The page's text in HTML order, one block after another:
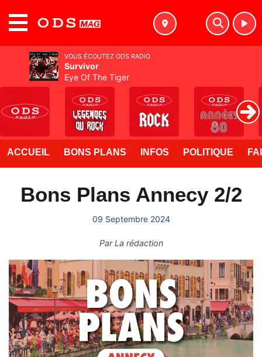
ACCUEIL BONS PLANS INFOS POLITIQUE
Bons Plans Annecy 2/2
09 Septembre 2024
ParLa rédaction
VOUS ÉCOUTEZ ODS RADIO
Survivor
Eye Of The Tiger